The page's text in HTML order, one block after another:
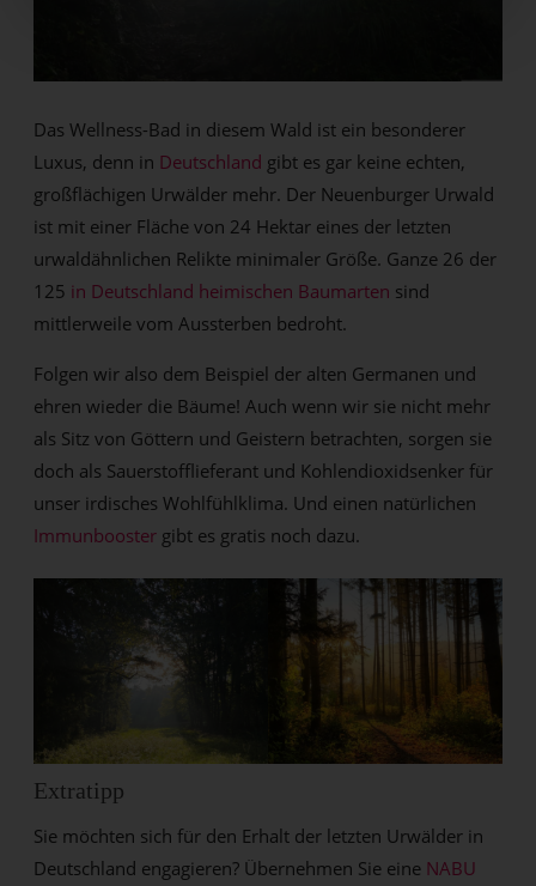
Das Wellness-Bad in diesem Wald ist ein besonderer
Luxus, denn in Deutschland gibt es gar keine echten,
großflächigen Urwälder mehr. Der Neuenburger Urwald
ist mit einer Fläche von 24 Hektar eines der letzten
urwaldähnlichen Relikte minimaler Größe. Ganze 26 der
125 in Deutschland heimischen Baumarten sind
mittlerweile vom Aussterben bedroht.
Folgen wir also dem Beispiel der alten Germanen und
ehren wieder die Bäume! Auch wenn wir sie nicht mehr
als Sitz von Göttern und Geistern betrachten, sorgen sie
doch als Sauerstofflieferant und Kohlendioxidsenker für
unser irdisches Wohlfühlklima. Und einen natürlichen
Immunbooster gibt es gratis noch dazu.
Extratipp
Sie möchten sich für den Erhalt der letzten Urwälder in
Deutschland engagieren? Übernehmen Sie eine NABU